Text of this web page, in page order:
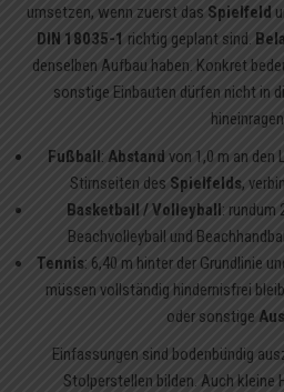
umsetzen, wenn zuerst das Spielfeld
DIN 18035-1 richtig geplant sind.
denselben Aufbau haben. Konkret
sonstige Einbauten dürfen nicht in
Fußball: Abstand von 1,0 m an den
Stirnseiten des Spielfelds,
Basketball / Volleyball: rundum
Beachvolleyball und
Tennis: 6,40 m hinter der Grundlinie
müssen vollständig hindernisfrei
oder sonstige
Einfassungen sind bodenbündig
Stolperstellen bilden. Auch kleine